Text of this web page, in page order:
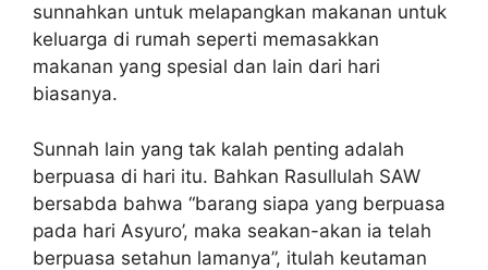
sunnahkan untuk melapangkan makanan untuk
keluarga di rumah seperti memasakkan
makanan yang spesial dan lain dari hari
biasanya.
Sunnah lain yang tak kalah penting adalah
berpuasa di hari itu. Bahkan Rasullulah SAW
bersabda bahwa “barang siapa yang berpuasa
pada hari Asyuro’, maka seakan-akan ia telah
berpuasa setahun lamanya”, itulah keutaman